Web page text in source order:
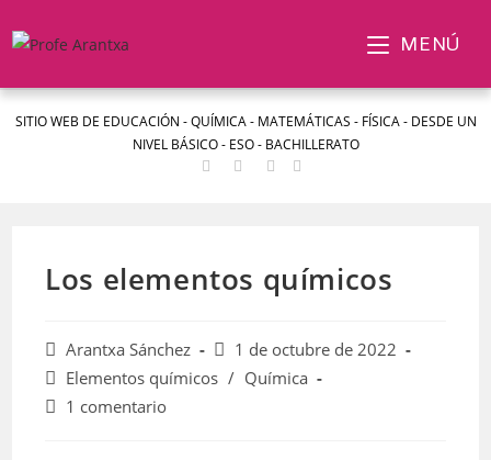
SITIO WEB DE EDUCACIÓN - QUÍMICA - MATEMÁTICAS - FÍSICA - DESDE UN
NIVEL BÁSICO - ESO - BACHILLERATO
MENÚ
Los elementos químicos
Arantxa Sánchez
1 de octubre de 2022
Elementos químicos / Química
1 comentario